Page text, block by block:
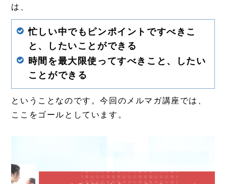
は、
忙しい中でもピンポイントですべきこ
と、したいことができる
時間を最大限使ってすべきこと、したい
ことができる
ということなのです。今回のメルマガ講座では、
ここをゴールとしています。